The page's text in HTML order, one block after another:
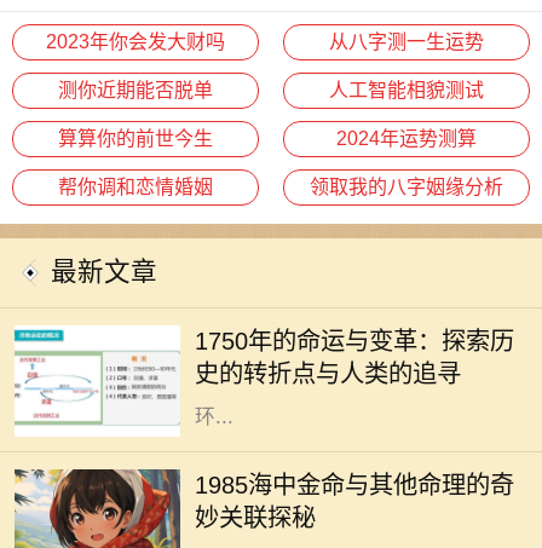
2023年你会发大财吗 从八字测一生运势
测你近期能否脱单 人工智能相貌测试
算算你的前世今生 2024年运势测算
帮你调和恋情婚姻 领取我的八字姻缘分析
最新文章
1750年的命运与变革：探索历
史的转折点与人类的追寻
志着人类社会在工业化、科学和文化
等多个领域的变革。从农业社会向工
业社会的转变，折射出人类对生活及
环...
1985海中金命与其他命理的奇
妙关联探秘
在中国传统的命理学中，每个人的命
运都受到出生年份、月份、日子和时
辰的影响。1985年出生的人，被称为
“海中金”。这一命理的特征，指的